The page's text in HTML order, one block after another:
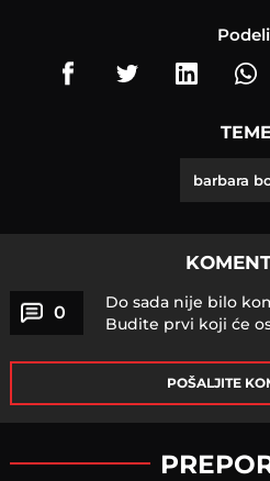
TEME
barbara
0
Do sada nije bilo
Budite prvi koji će
POŠALJITE